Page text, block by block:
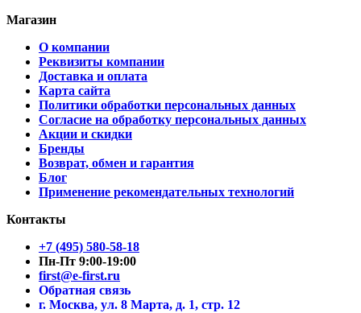
Магазин
О компании
Реквизиты компании
Доставка и оплата
Карта сайта
Политики обработки персональных данных
Согласие на обработку персональных данных
Акции и скидки
Бренды
Возврат, обмен и гарантия
Блог
Применение рекомендательных технологий
Контакты
+7 (495) 580-58-18
Пн-Пт 9:00-19:00
first@e-first.ru
Обратная связь
г. Москва, ул. 8 Марта, д. 1, стр. 12